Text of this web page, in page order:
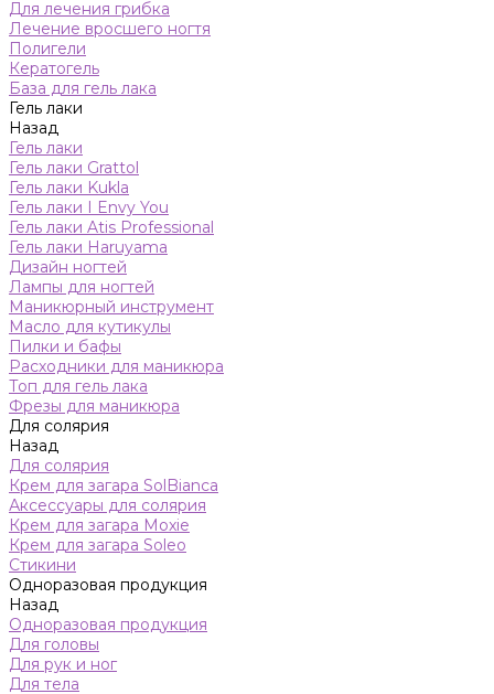
Для лечения грибка
Лечение вросшего ногтя
Полигели
Кератогель
База для гель лака
Гель лаки
Назад
Гель лаки
Гель лаки Grattol
Гель лаки Kukla
Гель лаки I Envy You
Гель лаки Atis Professional
Гель лаки Haruyama
Дизайн ногтей
Лампы для ногтей
Маникюрный инструмент
Масло для кутикулы
Пилки и бафы
Расходники для маникюра
Топ для гель лака
Фрезы для маникюра
Для солярия
Назад
Для солярия
Крем для загара SolBianca
Аксессуары для солярия
Крем для загара Moxie
Крем для загара Soleo
Стикини
Одноразовая продукция
Назад
Одноразовая продукция
Для головы
Для рук и ног
Для тела